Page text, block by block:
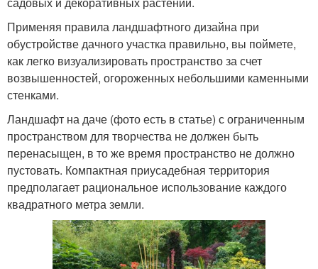
Применяя правила ландшафтного дизайна при
обустройстве дачного участка правильно, вы поймете,
как легко визуализировать пространство за счет
возвышенностей, огороженных небольшими каменными
стенками.
Ландшафт на даче (фото есть в статье) с ограниченным
пространством для творчества не должен быть
перенасыщен, в то же время пространство не должно
пустовать. Компактная приусадебная территория
предполагает рациональное использование каждого
квадратного метра земли.